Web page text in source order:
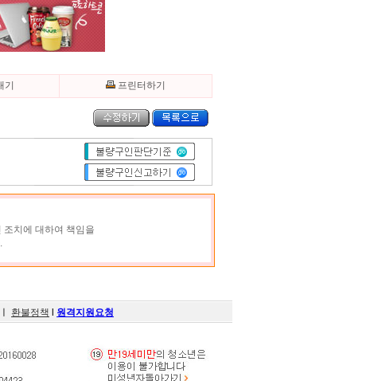
기 프린터하기
조치에 대하여 책임을
환불정책 원격지원요청